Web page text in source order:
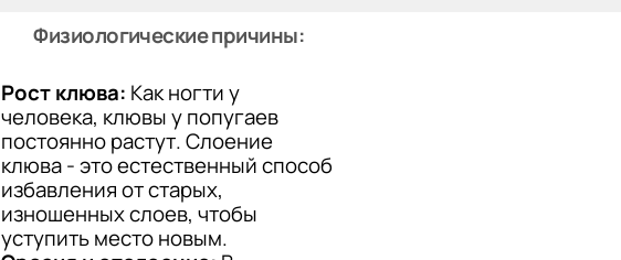
Физиологические причины:
Рост клюва: Как ногти у
человека, клювы у попугаев
постоянно растут. Слоение
клюва - это естественный способ
избавления от старых,
изношенных слоев, чтобы
уступить место новым.